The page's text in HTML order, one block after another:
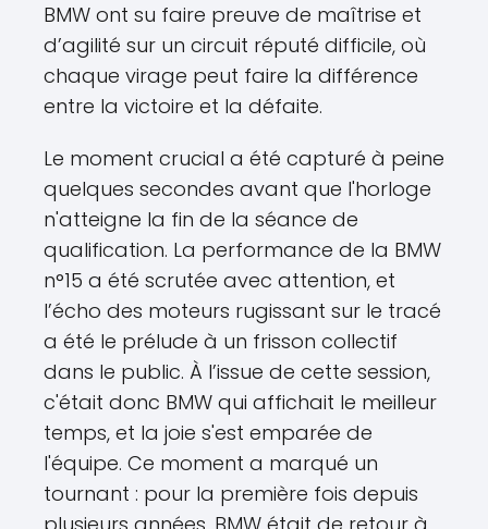
BMW ont su faire preuve de maîtrise et
d’agilité sur un circuit réputé difficile, où
chaque virage peut faire la différence
entre la victoire et la défaite.
Le moment crucial a été capturé à peine
quelques secondes avant que l'horloge
n'atteigne la fin de la séance de
qualification. La performance de la BMW
n°15 a été scrutée avec attention, et
l’écho des moteurs rugissant sur le tracé
a été le prélude à un frisson collectif
dans le public. À l’issue de cette session,
c'était donc BMW qui affichait le meilleur
temps, et la joie s'est emparée de
l'équipe. Ce moment a marqué un
tournant : pour la première fois depuis